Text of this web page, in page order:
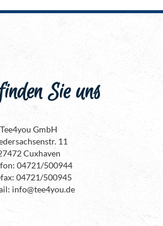
Sie uns
Tee4you GmbH
11
Cuxhaven
04721/500944
04721/500945
info@tee4you.de